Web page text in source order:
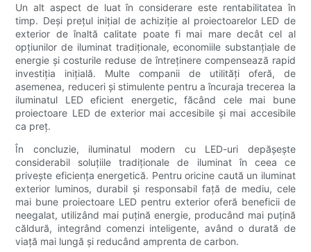
Un alt aspect de luat în considerare este rentabilitatea în
timp. Deși prețul inițial de achiziție al proiectoarelor LED de
exterior de înaltă calitate poate fi mai mare decât cel al
opțiunilor de iluminat tradiționale, economiile substanțiale de
energie și costurile reduse de întreținere compensează rapid
investiția inițială. Multe companii de utilități oferă, de
asemenea, reduceri și stimulente pentru a încuraja trecerea la
iluminatul LED eficient energetic, făcând cele mai bune
proiectoare LED de exterior mai accesibile și mai accesibile
ca preț.
În concluzie, iluminatul modern cu LED-uri depășește
considerabil soluțiile tradiționale de iluminat în ceea ce
privește eficiența energetică. Pentru oricine caută un iluminat
exterior luminos, durabil și responsabil față de mediu, cele
mai bune proiectoare LED pentru exterior oferă beneficii de
neegalat, utilizând mai puțină energie, producând mai puțină
căldură, integrând comenzi inteligente, având o durată de
viață mai lungă și reducând amprenta de carbon.